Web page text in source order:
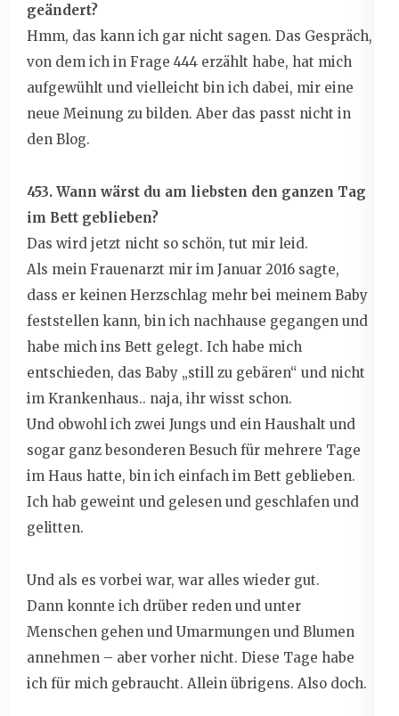
geändert?
Hmm, das kann ich gar nicht sagen. Das Gespräch,
von dem ich in Frage 444 erzählt habe, hat mich
aufgewühlt und vielleicht bin ich dabei, mir eine
neue Meinung zu bilden. Aber das passt nicht in
den Blog.
453. Wann wärst du am liebsten den ganzen Tag
im Bett geblieben?
Das wird jetzt nicht so schön, tut mir leid.
Als mein Frauenarzt mir im Januar 2016 sagte,
dass er keinen Herzschlag mehr bei meinem Baby
feststellen kann, bin ich nachhause gegangen und
habe mich ins Bett gelegt. Ich habe mich
entschieden, das Baby „still zu gebären“ und nicht
im Krankenhaus.. naja, ihr wisst schon.
Und obwohl ich zwei Jungs und ein Haushalt und
sogar ganz besonderen Besuch für mehrere Tage
im Haus hatte, bin ich einfach im Bett geblieben.
Ich hab geweint und gelesen und geschlafen und
gelitten.
Und als es vorbei war, war alles wieder gut.
Dann konnte ich drüber reden und unter
Menschen gehen und Umarmungen und Blumen
annehmen – aber vorher nicht. Diese Tage habe
ich für mich gebraucht. Allein übrigens. Also doch.